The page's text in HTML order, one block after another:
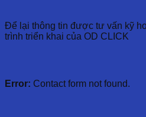
Để lại thông tin được tư vấn kỹ
trình triển khai của OD CLICK
Error: Contact form not found.